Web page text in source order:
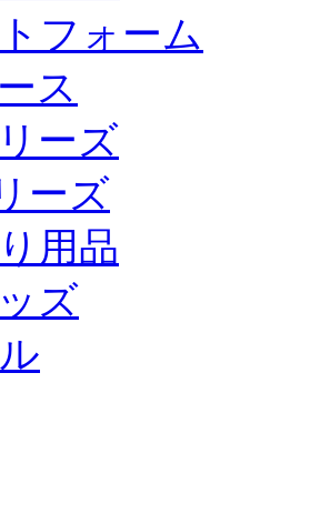
フォーム
ス
ーズ
ーズ
用品
ズ